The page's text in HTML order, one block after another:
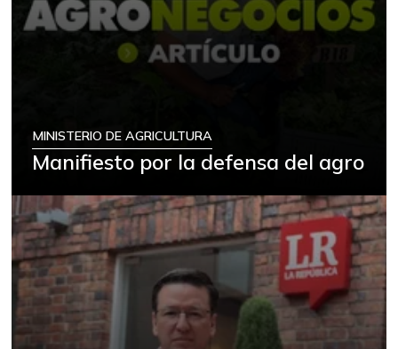
MINISTERIO DE AGRICULTURA
Manifiesto por la defensa del agro